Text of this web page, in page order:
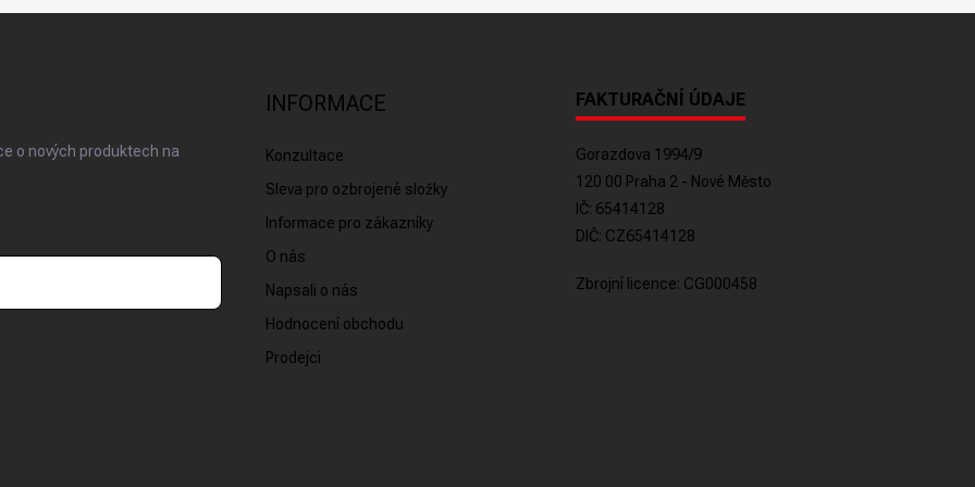
o nových produktech na
INFORMACE
Konzultace
Sleva pro ozbrojené složky
Informace pro zákazníky
O nás
Napsali o nás
Hodnocení obchodu
Prodejci
FAKTURAČNÍ ÚDAJE
Gorazdova 1994/9
120 00 Praha 2 - Nové Město
IČ: 65414128
DIČ: CZ65414128
Zbrojní licence: CG000458